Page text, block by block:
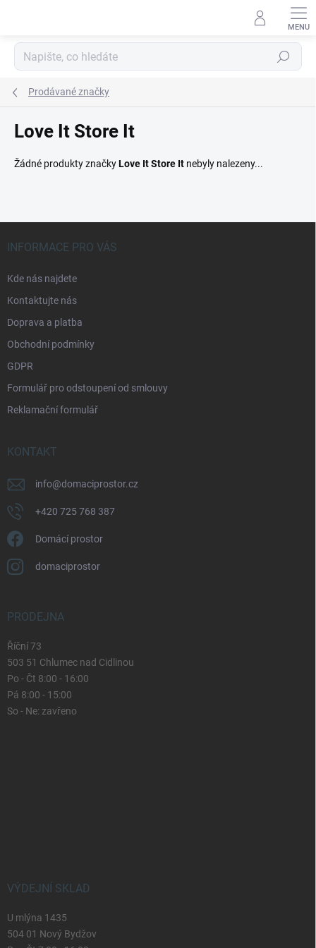
Hledat
Prodávané značky
Love It Store It
Žádné produkty značkyLove It Store It nebyly nalezeny...
INFORMACE PRO VÁS
Kde nás najdete
Kontaktujte nás
Doprava a platba
Obchodní podmínky
GDPR
Formulář pro odstoupení od smlouvy
Reklamační formulář
KONTAKT
info@domaciprostor.cz
+420 725 768 387
Domácí prostor
domaciprostor
PRODEJNA
Říční 73
503 51 Chlumec nad Cidlinou
Po - Čt 8:00 - 16:00
Pá 8:00 - 15:00
So - Ne: zavřeno
VÝDEJNÍ SKLAD
U mlýna 1435
504 01 Nový Bydžov